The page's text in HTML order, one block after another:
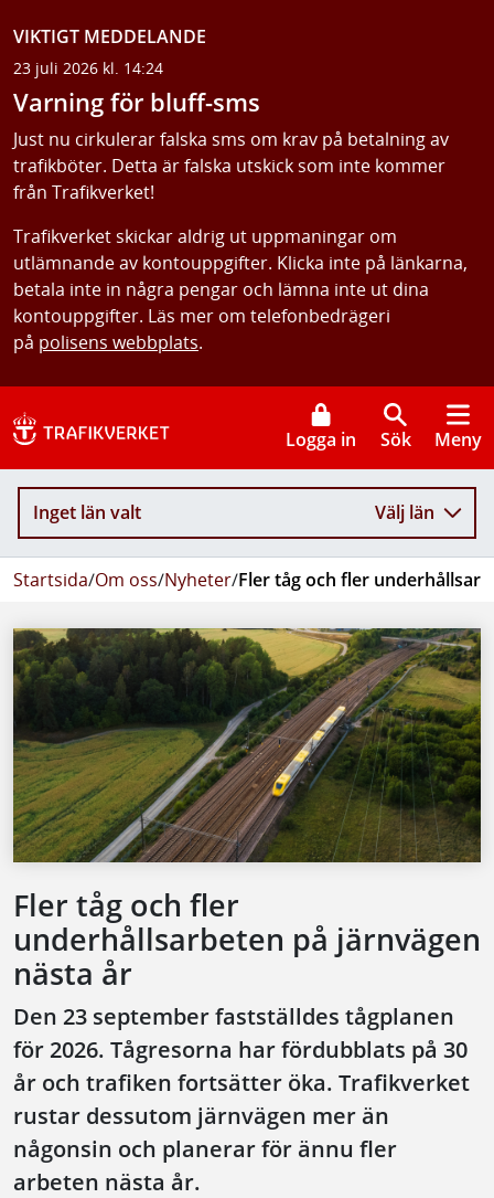
VIKTIGT MEDDELANDE
23 juli 2026 kl. 14:24
Varning för bluff-sms
Just nu cirkulerar falska sms om krav på betalning av
trafikböter. Detta är falska utskick som inte kommer
från Trafikverket!
Trafikverket skickar aldrig ut uppmaningar om
utlämnande av kontouppgifter. Klicka inte på länkarna,
betala inte in några pengar och lämna inte ut dina
kontouppgifter. Läs mer om telefonbedrägeri
på polisens webbplats.
Logga in Sök Meny
Inget län valt Välj län
Startsida/Om oss/Nyheter/Fler tåg och fler
Fler tåg och fler
underhållsarbeten på järnvägen
nästa år
Den 23 september fastställdes tågplanen
för 2026. Tågresorna har fördubblats på 30
år och trafiken fortsätter öka. Trafikverket
rustar dessutom järnvägen mer än
någonsin och planerar för ännu fler
arbeten nästa år.